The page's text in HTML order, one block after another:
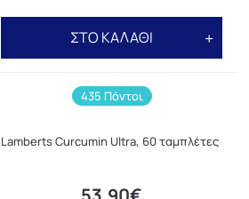
ΣΤΟ ΚΑΛΑΘΙ
435 Πόντοι
Lamberts Curcumin Ultra, 60 ταμπλέτες